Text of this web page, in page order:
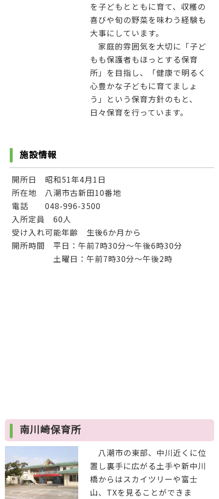
を子どもとともに育て、収穫の
喜びや旬の野菜を味わう経験も
大事にしています。
家庭的雰囲気を大切に「子ど
もも保護者もほっとする保育
所」を目指し、「健康で明るく
心豊かな子どもに育てましょ
う」という保育方針のもと、
日々保育を行っています。
施設情報
開所日 昭和51年4月1日
所在地 八潮市古新田10番地
電話 048-996-3500
入所定員 60人
受け入れ可能年齢 生後6か月から
開所時間 平日：午前7時30分～午後6時30分
土曜日：午前7時30分～午後2時
南川崎保育所
八潮市の東部、中川近くに位
置し裏手に広がる土手や新中川
橋からはスカイツリーや富士
山、TXを見ることができま